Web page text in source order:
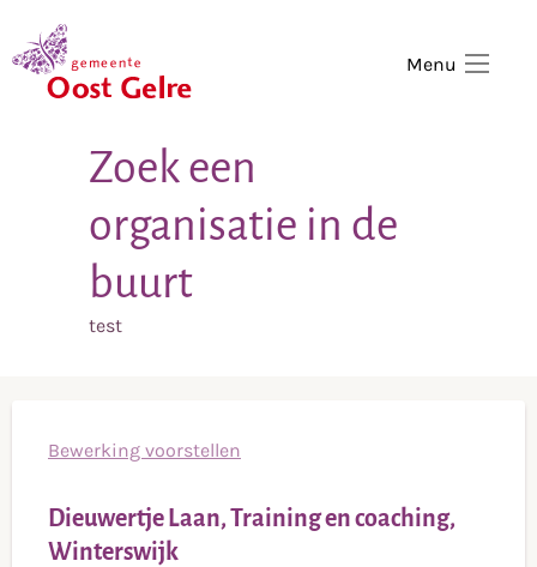
Menu
Zoek een
organisatie in de
buurt
test
Bewerking voorstellen
Dieuwertje Laan, Training en coaching,
Winterswijk